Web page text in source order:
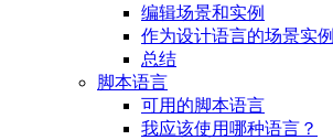
编辑场景和实例
作为设计语言的场景实例
总结
脚本语言
可用的脚本语言
我应该使用哪种语言？